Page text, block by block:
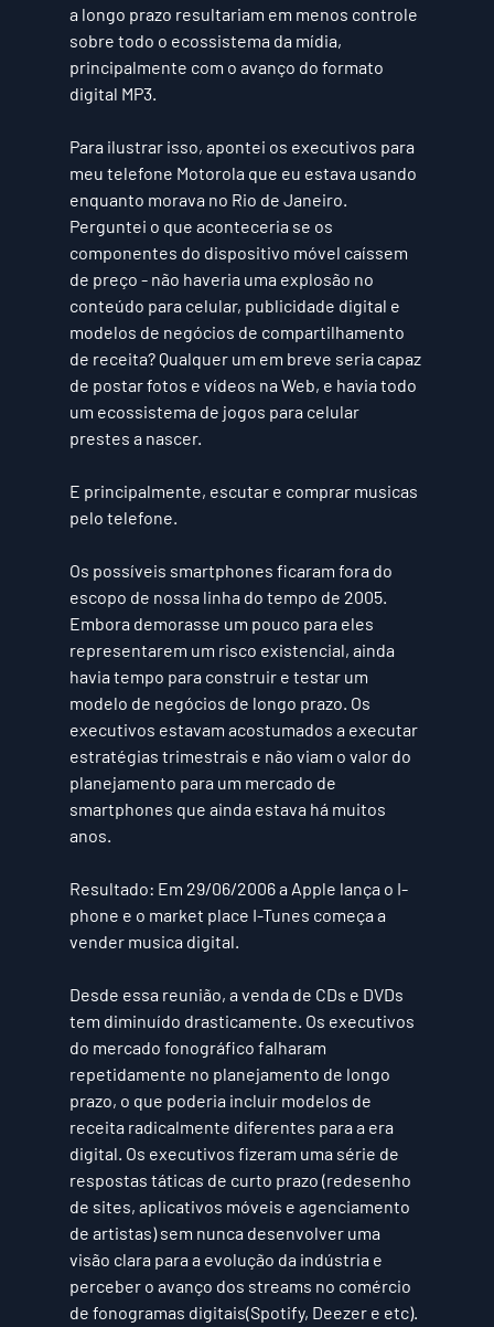
a longo prazo resultariam em menos controle
sobre todo o ecossistema da mídia,
principalmente com o avanço do formato
digital MP3.
Para ilustrar isso, apontei os executivos para
meu telefone Motorola que eu estava usando
enquanto morava no Rio de Janeiro.
Perguntei o que aconteceria se os
componentes do dispositivo móvel caíssem
de preço - não haveria uma explosão no
conteúdo para celular, publicidade digital e
modelos de negócios de compartilhamento
de receita? Qualquer um em breve seria capaz
de postar fotos e vídeos na Web, e havia todo
um ecossistema de jogos para celular
prestes a nascer.
E principalmente, escutar e comprar musicas
pelo telefone.
Os possíveis smartphones ficaram fora do
escopo de nossa linha do tempo de 2005.
Embora demorasse um pouco para eles
representarem um risco existencial, ainda
havia tempo para construir e testar um
modelo de negócios de longo prazo. Os
executivos estavam acostumados a executar
estratégias trimestrais e não viam o valor do
planejamento para um mercado de
smartphones que ainda estava há muitos
anos.
Resultado: Em 29/06/2006 a Apple lança o I-
phone e o market place I-Tunes começa a
vender musica digital.
Desde essa reunião, a venda de CDs e DVDs
tem diminuído drasticamente. Os executivos
do mercado fonográfico falharam
repetidamente no planejamento de longo
prazo, o que poderia incluir modelos de
receita radicalmente diferentes para a era
digital. Os executivos fizeram uma série de
respostas táticas de curto prazo (redesenho
de sites, aplicativos móveis e agenciamento
de artistas) sem nunca desenvolver uma
visão clara para a evolução da indústria e
perceber o avanço dos streams no comércio
de fonogramas digitais(Spotify, Deezer e etc).